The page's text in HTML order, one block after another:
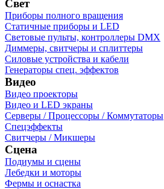
Свет
Приборы полного вращения
Статичные приборы и LED
Световые пульты, контроллеры DMX
Диммеры, свитчеры и сплиттеры
Силовые устройства и кабели
Генераторы спец. эффектов
Видео
Видео проекторы
Видео и LED экраны
Серверы / Процессоры / Коммутаторы
Спецэффекты
Свитчеры / Микшеры
Сцена
Подиумы и сцены
Лебедки и моторы
Фермы и оснастка